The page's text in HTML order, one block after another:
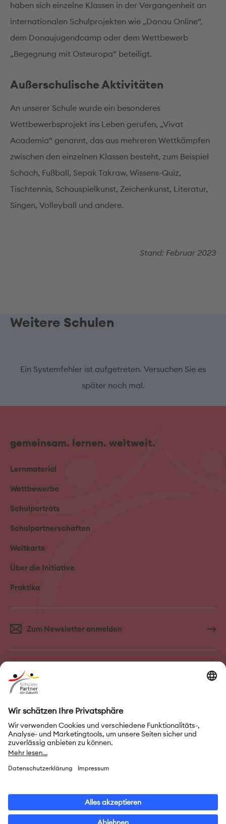
haben sich einzelne Klassen in der Vergangenheit an
internationalen Schulprojekten wie „Donau Online“,
dem Donaujugendcamp oder dem Wettbewerb
„Begegnung mit Osteuropa“ beteiligt.
Außerschulische Aktivitäten
An unserer Schule wurde ein besonderes
Wettbewerbsprojekt ins Leben gerufen, „Vivat
Academia“ genannt, das aus mehreren Wettkämpfen
zwischen den einzelnen Klassen besteht, zum Beispiel
Schach, Fußball, Sepak Takraw, Wissens-Quiz,
Tischtennis, Schauspielkunst, Zeichenkunst, Literatur,
Singen, Volleyball und andere.
Stand: Februar 2023
Weitere Schulen
Ein Systemfehler ist aufgetreten. Versuchen Sie es
später noch mal.
gemeinsam. lernen. weltweit.
Lernmaterial
Wettbewerbe
Schulporträts
Schulpartnerschaften
Weltkarte
Über die Initiative
Praktika
Zum Newsletter anmelden
FAQ–Häufige Fragen Kontakt
Nutzungsbedingungen
Datenschutz
Privatsphäre-Einstellungen
Leichte Sprache
Erklärung zur Barrierefreiheit